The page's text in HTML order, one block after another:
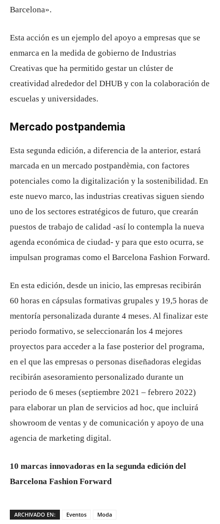
Barcelona».
Esta acción es un ejemplo del apoyo a empresas que se
enmarca en la medida de gobierno de Industrias
Creativas que ha permitido gestar un clúster de
creatividad alrededor del DHUB y con la colaboración de
escuelas y universidades.
Mercado postpandemia
Esta segunda edición, a diferencia de la anterior, estará
marcada en un mercado postpandèmia, con factores
potenciales como la digitalización y la sostenibilidad. En
este nuevo marco, las industrias creativas siguen siendo
uno de los sectores estratégicos de futuro, que crearán
puestos de trabajo de calidad -así lo contempla la nueva
agenda económica de ciudad- y para que esto ocurra, se
impulsan programas como el Barcelona Fashion Forward.
En esta edición, desde un inicio, las empresas recibirán
60 horas en cápsulas formativas grupales y 19,5 horas de
mentoría personalizada durante 4 meses. Al finalizar este
periodo formativo, se seleccionarán los 4 mejores
proyectos para acceder a la fase posterior del programa,
en el que las empresas o personas diseñadoras elegidas
recibirán asesoramiento personalizado durante un
periodo de 6 meses (septiembre 2021 – febrero 2022)
para elaborar un plan de servicios ad hoc, que incluirá
showroom de ventas y de comunicación y apoyo de una
agencia de marketing digital.
10 marcas innovadoras en la segunda edición del
Barcelona Fashion Forward
ARCHIVADO EN: Eventos Moda